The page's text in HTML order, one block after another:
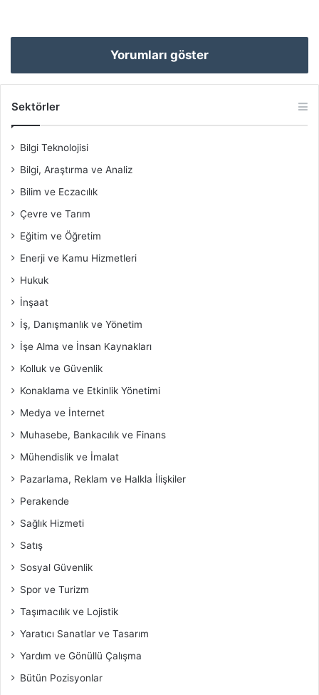
Yorumları göster
Sektörler
Bilgi Teknolojisi
Bilgi, Araştırma ve Analiz
Bilim ve Eczacılık
Çevre ve Tarım
Eğitim ve Öğretim
Enerji ve Kamu Hizmetleri
Hukuk
İnşaat
İş, Danışmanlık ve Yönetim
İşe Alma ve İnsan Kaynakları
Kolluk ve Güvenlik
Konaklama ve Etkinlik Yönetimi
Medya ve İnternet
Muhasebe, Bankacılık ve Finans
Mühendislik ve İmalat
Pazarlama, Reklam ve Halkla İlişkiler
Perakende
Sağlık Hizmeti
Satış
Sosyal Güvenlik
Spor ve Turizm
Taşımacılık ve Lojistik
Yaratıcı Sanatlar ve Tasarım
Yardım ve Gönüllü Çalışma
Bütün Pozisyonlar